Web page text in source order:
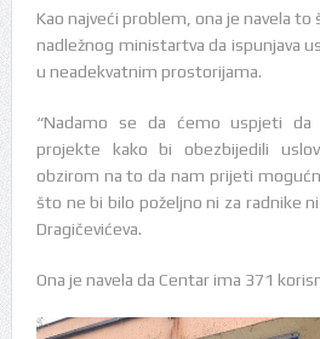
Kao najveći problem, ona je navela
nadležnog ministartva da ispunjava
u neadekvatnim prostorijama.
“Nadamo se da ćemo uspjeti da
projekte kako bi obezbijedili
obzirom na to da nam prijeti
što ne bi bilo poželjno ni za radnike
Dragičevićeva.
Ona je navela da Centar ima 371